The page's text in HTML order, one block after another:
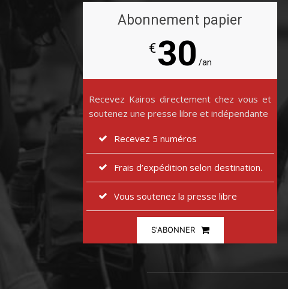
Abonnement papier
€30 /an
Recevez Kairos directement chez vous et
soutenez une presse libre et indépendante
Recevez 5 numéros
Frais d’expédition selon destination.
Vous soutenez la presse libre
S'ABONNER